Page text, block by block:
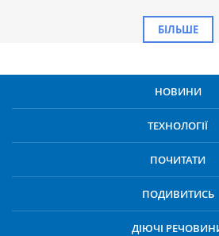
БІЛЬШЕ
НОВИНИ
ТЕХНОЛОГІЇ
ПОЧИТАТИ
ПОДИВИТИСЬ
ДІЮЧІ